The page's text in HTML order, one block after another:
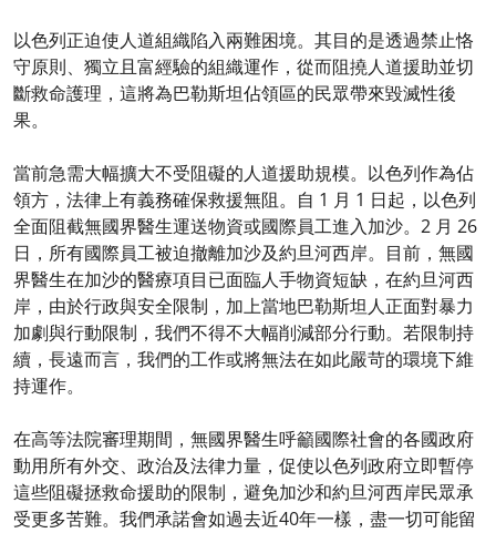
以色列正迫使人道組織陷入兩難困境。其目的是透過禁止恪
守原則、獨立且富經驗的組織運作，從而阻撓人道援助並切
斷救命護理，這將為巴勒斯坦佔領區的民眾帶來毀滅性後
果。
當前急需大幅擴大不受阻礙的人道援助規模。以色列作為佔
領方，法律上有義務確保救援無阻。自 1 月 1 日起，以色列
全面阻截無國界醫生運送物資或國際員工進入加沙。2 月 26
日，所有國際員工被迫撤離加沙及約旦河西岸。目前，無國
界醫生在加沙的醫療項目已面臨人手物資短缺，在約旦河西
岸，由於行政與安全限制，加上當地巴勒斯坦人正面對暴力
加劇與行動限制，我們不得不大幅削減部分行動。若限制持
續，長遠而言，我們的工作或將無法在如此嚴苛的環境下維
持運作。
在高等法院審理期間，無國界醫生呼籲國際社會的各國政府
動用所有外交、政治及法律力量，促使以色列政府立即暫停
這些阻礙拯救命援助的限制，避免加沙和約旦河西岸民眾承
受更多苦難。我們承諾會如過去近40年一樣，盡一切可能留